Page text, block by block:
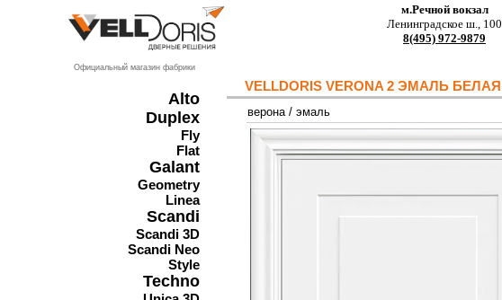
Официальный магазин фабрики
Alto
Duplex
Fly
Flat
Galant
Geometry
Linea
Scandi
Scandi 3D
Scandi Neo
Style
Techno
м.Речной вокзал
Ленинградское ш., 100
8(495) 972-9879
VELLDORIS VERONA 2 ЭМАЛЬ БЕЛАЯ
верона/ эмаль